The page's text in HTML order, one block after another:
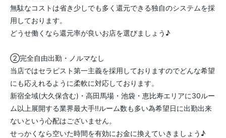
無駄なコストは省き少しでも多く還元できる独自のシステムを採
用しております。
どうせ働くなら還元率が良いお店を選びましょう♪
②完全自由出勤・ノルマなし
当店ではセラピスト第一主義を採用しておりますのでどんな希望
にも応えれるように柔軟に対応しております。
新宿全域(大久保含む)・高田馬場・池袋・恵比寿エリアに30ルー
ム以上展開する業界最大手‼️ルーム数も多い為希望日に出勤出来
ないという心配はございません。
せっかくなら空いた時間を有効にお金に換えていきましょう♪